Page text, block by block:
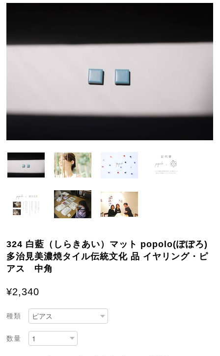
324 白藍（しらきあい）マット popolo(ぽぽろ)
多治見美濃焼タイル伝統文化 品 イヤリング・ピ
アス 中角
¥2,340
種類
数量